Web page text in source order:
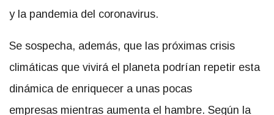
y la pandemia del coronavirus.
Se sospecha, además, que las próximas crisis
climáticas que vivirá el planeta podrían repetir esta
dinámica de enriquecer a unas pocas
empresas mientras aumenta el hambre. Según la